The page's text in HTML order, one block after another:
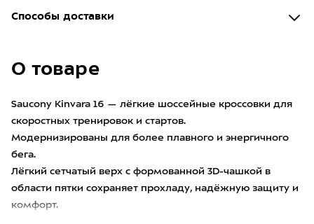
Способы доставки
О товаре
Saucony Kinvara 16 — лёгкие шоссейные кроссовки для
скоростных тренировок и стартов.
Модернизированы для более плавного и энергичного
бега.
Лёгкий сетчатый верх с формованной 3D-чашкой в
области пятки сохраняет прохладу, надёжную защиту и
комфорт.